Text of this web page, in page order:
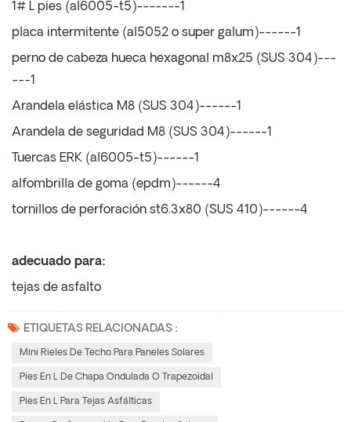
1# L pies (al6005-t5)-------1
placa intermitente (al5052 o super galum)------1
perno de cabeza hueca hexagonal m8x25 (SUS 304)---
---1
Arandela elástica M8 (SUS 304)------1
Arandela de seguridad M8 (SUS 304)------1
Tuercas ERK (al6005-t5)------1
alfombrilla de goma (epdm)------4
tornillos de perforación st6.3x80 (SUS 410)------4
adecuado para:
tejas de asfalto
ETIQUETAS RELACIONADAS :
Mini Rieles De Techo Para Paneles Solares
Pies En L De Chapa Ondulada O Trapezoidal
Pies En L Para Tejas Asfálticas